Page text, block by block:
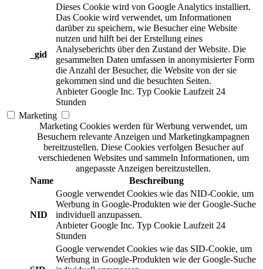
_gid
Dieses Cookie wird von Google Analytics installiert.
Das Cookie wird verwendet, um Informationen
darüber zu speichern, wie Besucher eine Website
nutzen und hilft bei der Erstellung eines
Analyseberichts über den Zustand der Website. Die
gesammelten Daten umfassen in anonymisierter Form
die Anzahl der Besucher, die Website von der sie
gekommen sind und die besuchten Seiten.
Anbieter Google Inc. Typ Cookie Laufzeit 24
Stunden
Marketing
Marketing Cookies werden für Werbung verwendet, um
Besuchern relevante Anzeigen und Marketingkampagnen
bereitzustellen. Diese Cookies verfolgen Besucher auf
verschiedenen Websites und sammeln Informationen, um
angepasste Anzeigen bereitzustellen.
Name
Beschreibung
NID
Google verwendet Cookies wie das NID-Cookie, um
Werbung in Google-Produkten wie der Google-Suche
individuell anzupassen.
Anbieter Google Inc. Typ Cookie Laufzeit 24
Stunden
Google verwendet Cookies wie das SID-Cookie, um
Werbung in Google-Produkten wie der Google-Suche